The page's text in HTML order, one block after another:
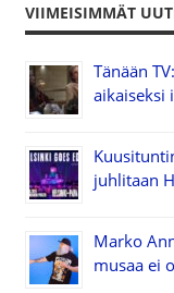
VIIMEISIMMÄT
Tänään
aikaiseksi
juhlitaan
Marko
musaa ei